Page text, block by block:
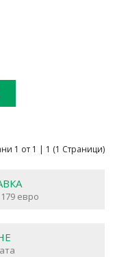
1 от 1 | 1 (1 Страници)
евро